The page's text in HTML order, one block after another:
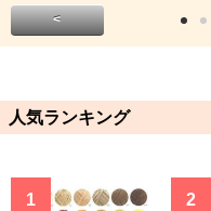
<
人気ランキング
1 2